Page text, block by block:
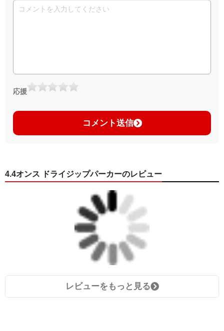
応援
コメント送信
4.4オンス ドライジップパーカーのレビュー
レビューをもっと見る